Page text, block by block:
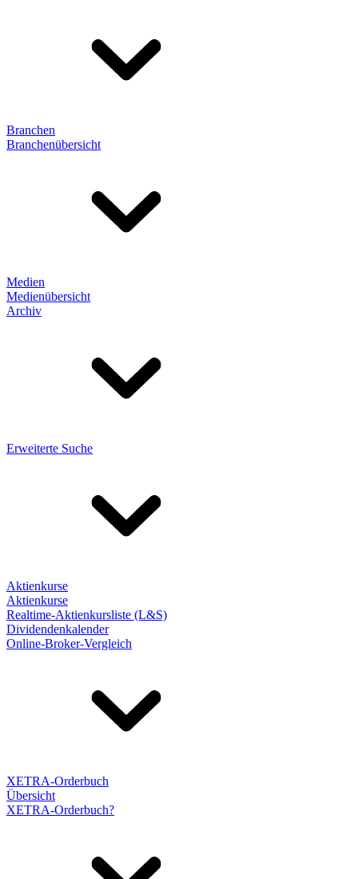
Branchen
Branchenübersicht
Medien
Medienübersicht
Archiv
Erweiterte Suche
Aktienkurse
Aktienkurse
Realtime-Aktienkursliste (L&S)
Dividendenkalender
Online-Broker-Vergleich
XETRA-Orderbuch
Übersicht
XETRA-Orderbuch?